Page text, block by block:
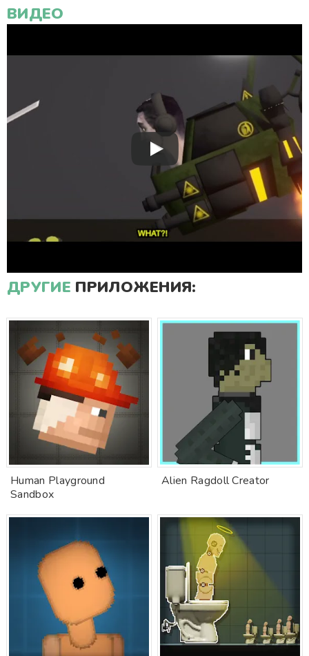
ВИДЕО
ДРУГИЕ ПРИЛОЖЕНИЯ:
Human Playground
Sandbox
Alien Ragdoll Creator